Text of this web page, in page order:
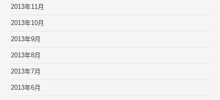
2013年11月
2013年10月
2013年9月
2013年8月
2013年7月
2013年6月